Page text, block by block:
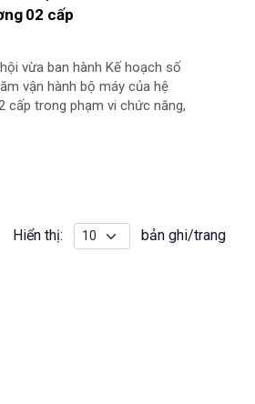
02 cấp
vận hành bộ máy của hệ
cấp trong phạm vi chức năng,
Hiển thị: bản ghi/trang